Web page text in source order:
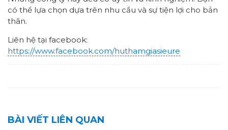
có thể lựa chọn dựa trên nhu cầu và sự tiện lợi cho bản
thân.
Liên hệ tại facebook:
https://www.facebook.com/huthamgiasieure
BÀI VIẾT LIÊN QUAN